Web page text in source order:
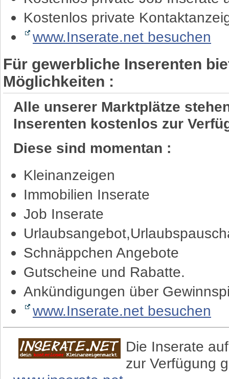
Kostenlos private
www.Inserate.net besuchen
Für gewerbliche Inserenten
Möglichkeiten :
Alle unserer Marktplätze
Inserenten kostenlos zur
Diese sind momentan :
Kleinanzeigen
Immobilien Inserate
Job Inserate
Schnäppchen Angebote
Gutscheine und Rabatte.
Ankündigungen über
www.Inserate.net besuchen
Die Inserate
zur Verfügung